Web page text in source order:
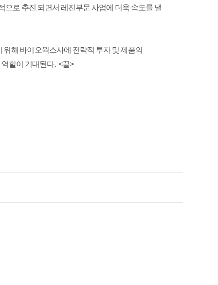
로 추진 되면서 레진부문 사업에 더욱 속도를 낼
해 바이오웍스사에 전략적 투자 및 제품의
할이 기대된다. <끝>